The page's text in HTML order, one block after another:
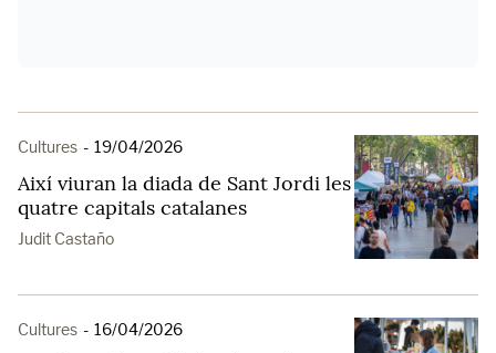
Cultures - 19/04/2026
Així viuran la diada de Sant Jordi les
quatre capitals catalanes
Judit Castaño
Cultures - 16/04/2026